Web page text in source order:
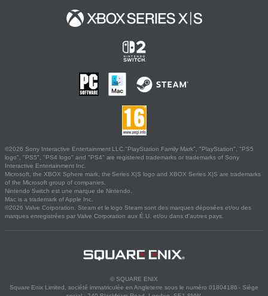
©2026 Sony Interactive Entertainment LLC."PlayStation Family Mark", "PlayStation", "PS5
logo", "PS5", "PS4 logo" and "PS4" are registered trademarks or trademarks of Sony
Interactive Entertainment Inc.
Microsoft, the XBOX Sphere mark, the Series X|S logo and XBOX Series X|S are trademarks
of the Microsoft group of companies.
Nintendo Switch est une marque de Nintendo.
Mac is a trademark of Apple Inc.
©2026 Valve Corporation. Steam et le logo Steam sont des marques déposées et/ou des
marques enregistrées par Valve Corporation aux É.U. et/ou dans d'autres pays.
© SQUARE ENIX
Square Enix Limited, société immatriculée en Angleterre sous le numéro 01804186 - Siège